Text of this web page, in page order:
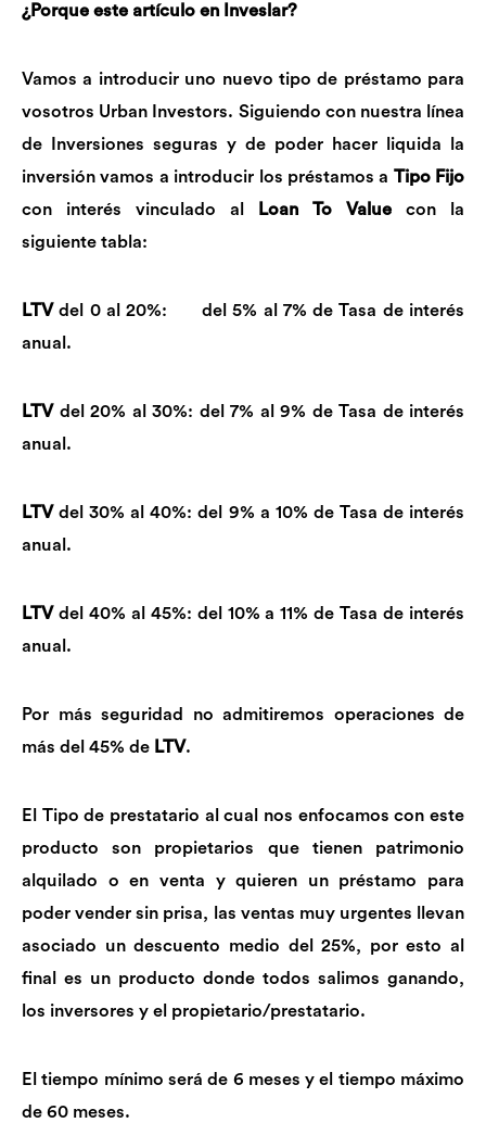
¿Porque este artículo en Inveslar?
Vamos a introducir uno nuevo tipo de préstamo para
vosotros Urban Investors. Siguiendo con nuestra línea
de Inversiones seguras y de poder hacer liquida la
inversión vamos a introducir los préstamos a Tipo Fijo
con interés vinculado al
Loan To Value con la
siguiente tabla:
LTVdel 0 al 20%: del 5% al 7% de Tasa de interés
anual.
LTVdel 20% al 30%: del 7% al 9% de Tasa de interés
anual.
LTVdel 30% al 40%: del 9% a 10% de Tasa de interés
anual.
LTVdel 40% al 45%: del 10% a 11% de Tasa de interés
anual.
Por más seguridad no admitiremos operaciones de
más del 45% de LTV.
El Tipo de prestatario al cual nos enfocamos con este
producto son propietarios que tienen patrimonio
alquilado o en venta y quieren un préstamo para
poder vender sin prisa, las ventas muy urgentes llevan
asociado un descuento medio del 25%, por esto al
final es un producto donde todos salimos ganando,
los inversores y el propietario/prestatario.
El tiempo mínimo será de 6 meses y el tiempo máximo
de 60 meses.